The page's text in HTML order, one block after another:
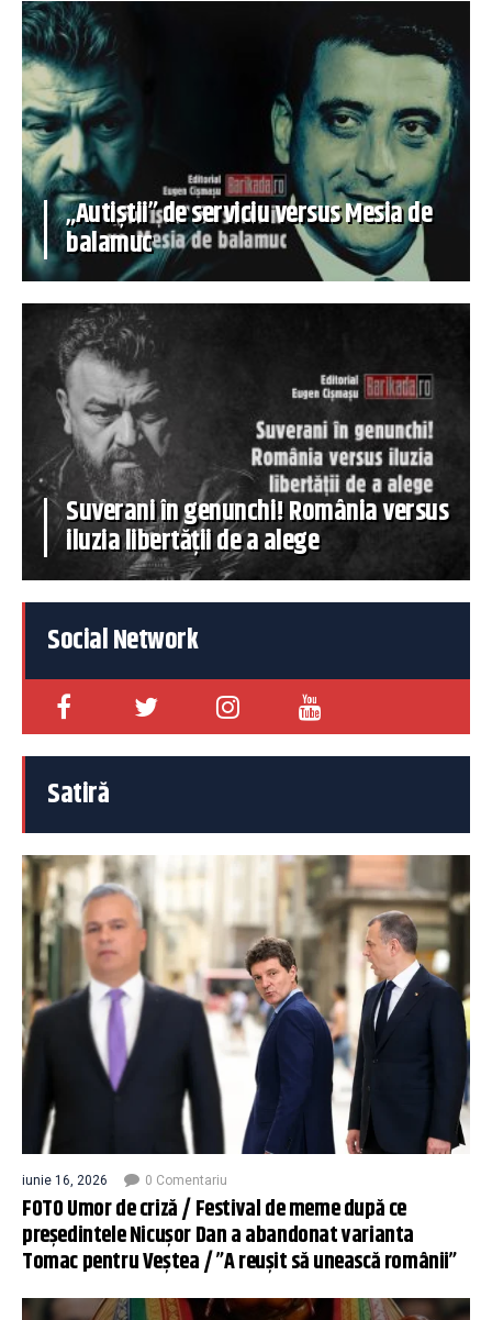
„Autiștii” de serviciu versus Mesia de
balamuc
Suverani în genunchi! România versus
iluzia libertății de a alege
Social Network
Satiră
iunie 16, 2026 0 Comentariu
FOTO Umor de criză / Festival de meme după ce
președintele Nicușor Dan a abandonat varianta
Tomac pentru Veștea / ”A reușit să unească românii”